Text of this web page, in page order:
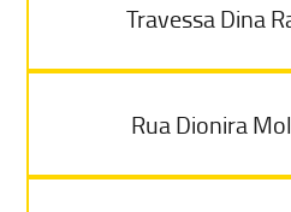
Travessa Dina
Rua Dionira